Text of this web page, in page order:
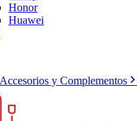
Honor
Huawei
Accesorios y Complementos